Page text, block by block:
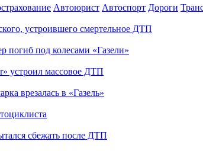
Автоюрист Автоспорт Дороги
устроившего смертельное ДТП
погиб под колесами «Газели»
устроил массовое ДТП
врезалась в «Газель»
сбежать после ДТП